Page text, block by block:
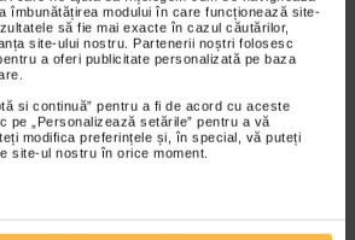
îmbunătățirea modului în care funcționează site-
să fie mai exacte în cazul căutărilor,
site-ului nostru. Partenerii noștri folosesc
a oferi publicitate personalizată pe baza
si continuă” pentru a fi de acord cu aceste
pe „Personalizează setările” pentru a vă
modifica preferințele și, în special, vă puteți
site-ul nostru în orice moment.
-25%